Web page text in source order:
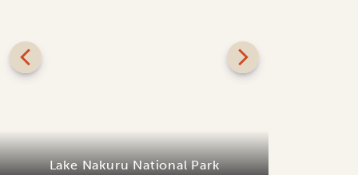
Lake Nakuru National Park